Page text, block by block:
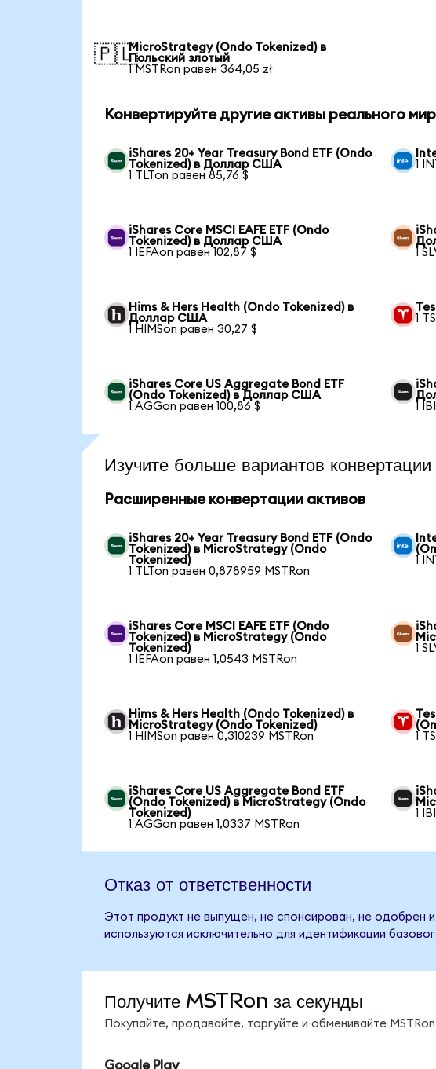
🇵🇱MicroStrategy (Ondo Tokenized) в
Польский злотый
1 MSTRon равен 364,05 zł
Конвертируйте другие активы реального
iShares 20+ Year Treasury Bond ETF (Ondo
Tokenized) в Доллар США
1 TLTon равен 85,76 $
1
iShares Core MSCI EAFE ETF (Ondo
Tokenized) в Доллар США
1 IEFAon равен 102,87 $
1
Hims & Hers Health (Ondo Tokenized) в
Доллар США
1 HIMSon равен 30,27 $
1
iShares Core US Aggregate Bond ETF
(Ondo Tokenized) в Доллар США
1 AGGon равен 100,86 $
1
Изучите больше вариантов конвертации
Расширенные конвертации активов
iShares 20+ Year Treasury Bond ETF (Ondo
Tokenized) в MicroStrategy (Ondo
Tokenized)
1 TLTon равен 0,878959 MSTRon
1
iShares Core MSCI EAFE ETF (Ondo
Tokenized) в MicroStrategy (Ondo
Tokenized)
1 IEFAon равен 1,0543 MSTRon
1
Hims & Hers Health (Ondo Tokenized) в
MicroStrategy (Ondo Tokenized)
1 HIMSon равен 0,310239 MSTRon
1
iShares Core US Aggregate Bond ETF
(Ondo Tokenized) в MicroStrategy (Ondo
Tokenized)
1 AGGon равен 1,0337 MSTRon
1
Отказ от ответственности
Этот продукт не выпущен, не спонсирован, не одобрен
используются исключительно для идентификации
Получите MSTRon за секунды
Покупайте, продавайте, торгуйте и обменивайте
Google Play